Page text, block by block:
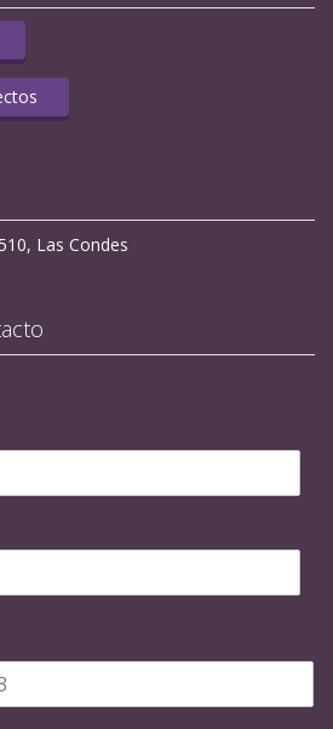
Las Condes